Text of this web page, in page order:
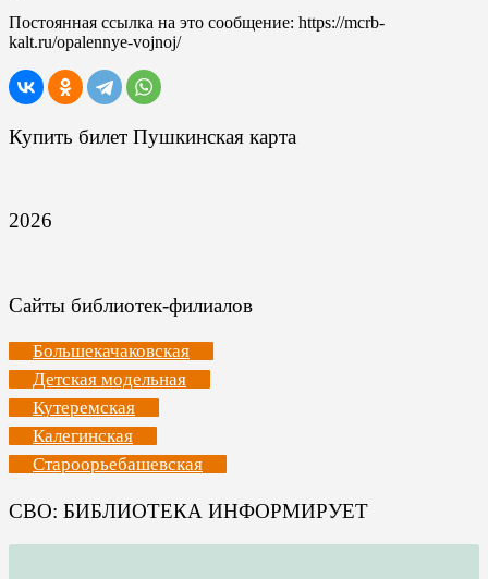
Постоянная ссылка на это сообщение: https://mcrb-
kalt.ru/opalennye-vojnoj/
Купить билет Пушкинская карта
2026
Сайты библиотек-филиалов
Большекачаковская
Детская модельная
Кутеремская
Калегинская
Староорьебашевская
СВО: БИБЛИОТЕКА ИНФОРМИРУЕТ